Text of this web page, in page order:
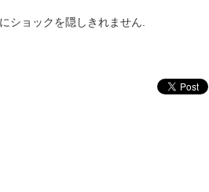
ショックを隠しきれません.